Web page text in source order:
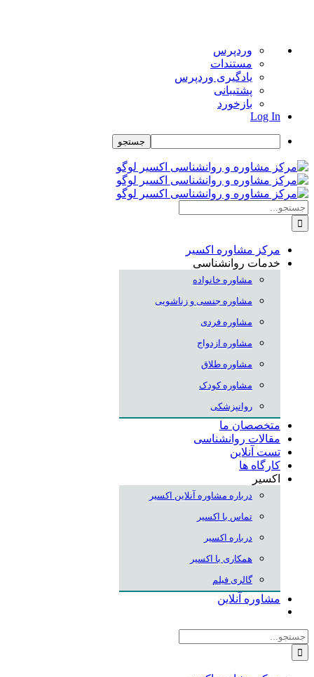
درباره
وردپرس
وردپرس
مستندات
یادگیری وردپرس
پشتیبانی
بازخورد
Log In
جستجو
Skip
to
content
جستجو
برای:
مرکز مشاوره اکسیر
خدمات روانشناسی
مشاوره خانواده
مشاوره جنسی و زناشویی
مشاوره فردی
مشاوره ازدواج
مشاوره طلاق
مشاوره کودک
روانپزشکی
متخصصان ما
مقالات روانشناسی
تست آنلاین
کارگاه ها
اکسیر
درباره مشاوره آنلاین اکسیر
تماس با اکسیر
درباره اکسیر
همکاری با اکسیر
گالری فیلم
مشاوره آنلاین
جستجو
برای: